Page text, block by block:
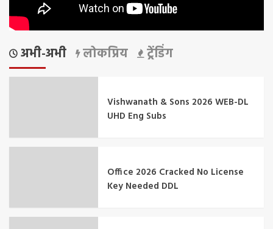
अभी-अभी लोकप्रिय ट्रेंडिंग
Vishwanath & Sons 2026 WEB-DL
UHD Eng Subs
Office 2026 Cracked No License
Key Needed DDL